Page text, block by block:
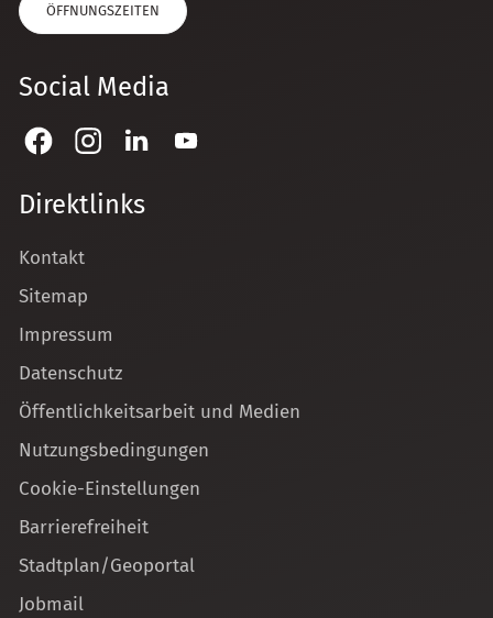
ÖFFNUNGSZEITEN
Social Media
Direktlinks
Kontakt
Sitemap
Impressum
Datenschutz
Öffentlichkeitsarbeit und Medien
Nutzungsbedingungen
Cookie-Einstellungen
Barrierefreiheit
Stadtplan/Geoportal
Jobmail